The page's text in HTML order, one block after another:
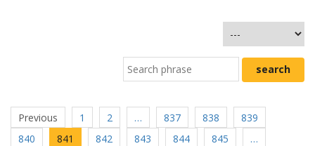
Previous 1 2 … 837 838
839
840
841 842 843 844 845
…